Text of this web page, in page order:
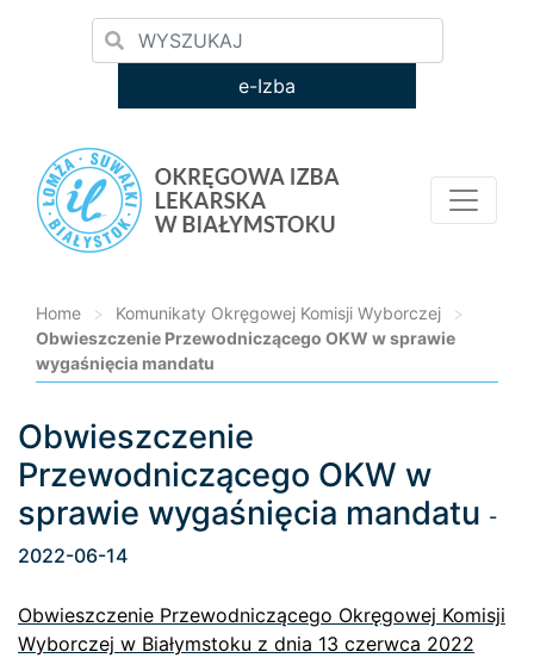
e-Izba
Home > Komunikaty Okręgowej Komisji Wyborczej
>
Obwieszczenie Przewodniczącego OKW w sprawie
wygaśnięcia mandatu
Loading...
Obwieszczenie
Przewodniczącego OKW w
sprawie wygaśnięcia mandatu -
2022-06-14
Obwieszczenie Przewodniczącego Okręgowej Komisji
Wyborczej w Białymstoku z dnia 13 czerwca 2022